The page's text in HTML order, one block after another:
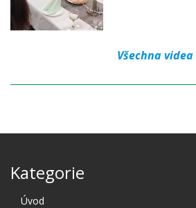
Všechna videa
Kategorie
Úvod